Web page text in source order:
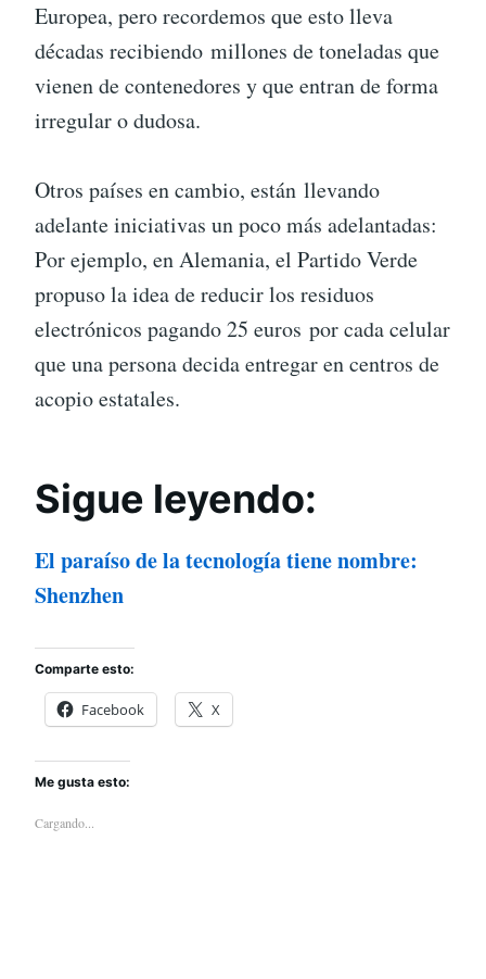
Europea, pero recordemos que esto lleva
décadas recibiendo millones de toneladas que
vienen de contenedores y que entran de forma
irregular o dudosa.
Otros países en cambio, están llevando
adelante iniciativas un poco más adelantadas:
Por ejemplo, en Alemania, el Partido Verde
propuso la idea de reducir los residuos
electrónicos pagando 25 euros por cada celular
que una persona decida entregar en centros de
acopio estatales.
Sigue leyendo:
El paraíso de la tecnología tiene nombre:
Shenzhen
Comparte esto:
Facebook X
Me gusta esto:
Cargando...